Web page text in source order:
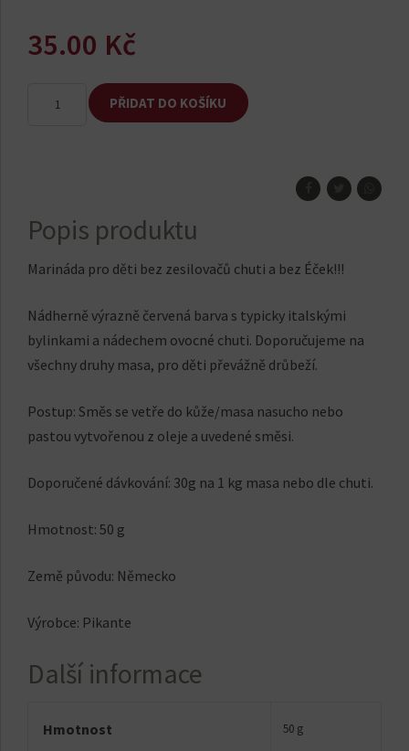
35.00 Kč
PŘIDAT DO KOŠÍKU
Popis produktu
Marináda pro děti bez zesilovačů chuti a bez Éček!!!
Nádherně výrazně červená barva s typicky italskými
bylinkami a nádechem ovocné chuti. Doporučujeme na
všechny druhy masa, pro děti převážně drůbeží.
Postup: Směs se vetře do kůže/masa nasucho nebo
pastou vytvořenou z oleje a uvedené směsi.
Doporučené dávkování: 30g na 1 kg masa nebo dle chuti.
Hmotnost: 50 g
Země původu: Německo
Výrobce: Pikante
Další informace
Hmotnost 50 g